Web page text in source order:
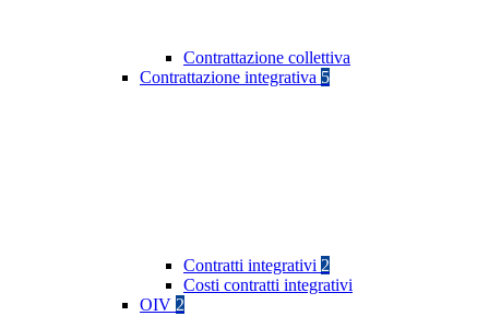
Contrattazione collettiva
Contrattazione integrativa 5
Contratti integrativi 2
Costi contratti integrativi
OIV 2